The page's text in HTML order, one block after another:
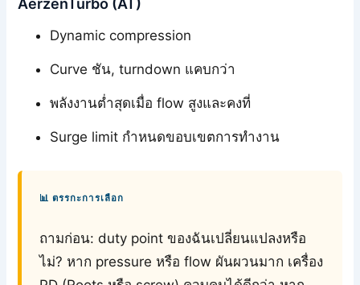
Dynamic compression
Curve ชัน, turndown แคบกว่า
พลังงานต่ำสุดเมื่อ flow สูงและคงที่
Surge limit กำหนดขอบเขตการทำงาน
📊 ตรรกะการเลือก
ถามก่อน: duty point ของฉันเปลี่ยนแปลงหรือ
ไม่? หาก pressure หรือ flow ผันผวนมาก เครื่อง